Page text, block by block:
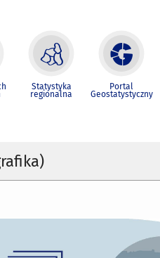
Statystyka
regionalna
Portal
Geostatystyczny